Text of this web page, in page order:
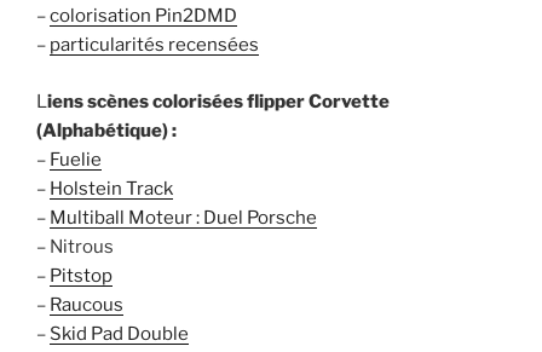
–colorisation Pin2DMD
– particularités recensées
Liens scènes colorisées flipper Corvette
(Alphabétique) :
– Fuelie
– Holstein Track
– Multiball Moteur : Duel Porsche
– Nitrous
– Pitstop
– Raucous
– Skid Pad Double